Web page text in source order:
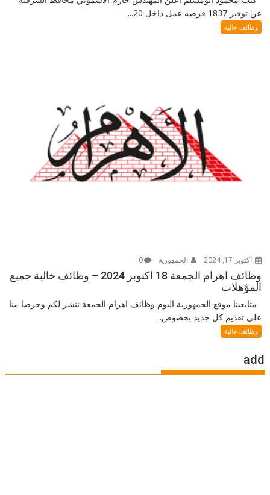
عن توفير 1837 فرصه عمل داخل 20...
وظائف خالية
أكتوبر 17, 2024 الجمهورية 0
وظائف اهرام الجمعة 18 اكتوبر 2024 – وظائف خالية جميع
المؤهلات
متابعينا موقع الجمهورية اليوم وظائف اهرام الجمعة ننشر لكم وحرصا منا
على تقديم كل جديد بخصوص...
وظائف خالية
add